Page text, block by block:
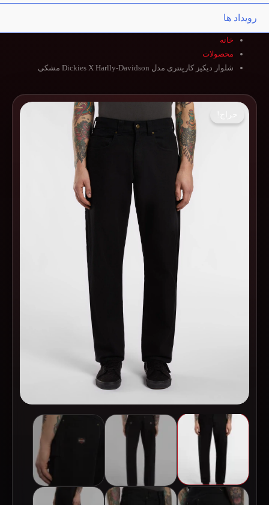
رویداد ها
خانه
محصولات
شلوار دیکیز کارپنتری مدل Dickies X Harlly-Davidson مشکی